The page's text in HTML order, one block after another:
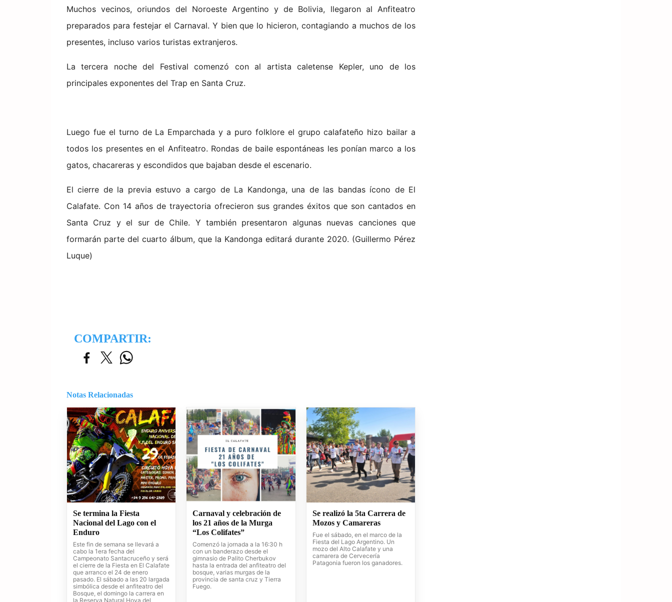
Muchos vecinos, oriundos del Noroeste Argentino y de Bolivia, llegaron al Anfiteatro
preparados para festejar el Carnaval. Y bien que lo hicieron, contagiando a muchos de los
presentes, incluso varios turistas extranjeros.
La tercera noche del Festival comenzó con al artista caletense Kepler, uno de los
principales exponentes del Trap en Santa Cruz.
Luego fue el turno de La Emparchada y a puro folklore el grupo calafateño hizo bailar a
todos los presentes en el Anfiteatro. Rondas de baile espontáneas les ponían marco a los
gatos, chacareras y escondidos que bajaban desde el escenario.
El cierre de la previa estuvo a cargo de La Kandonga, una de las bandas ícono de El
Calafate. Con 14 años de trayectoria ofrecieron sus grandes éxitos que son cantados en
Santa Cruz y el sur de Chile. Y también presentaron algunas nuevas canciones que
formarán parte del cuarto álbum, que la Kandonga editará durante 2020. (Guillermo Pérez
Luque)
COMPARTIR:
Notas Relacionadas
Se termina la Fiesta
Nacional del Lago con el
Enduro
Este fin de semana se llevará a
cabo la 1era fecha del
Campeonato Santacruceño y será
el cierre de la Fiesta en El Calafate
que arranco el 24 de enero
pasado. El sábado a las 20 largada
simbólica desde el anfiteatro del
Bosque, el domingo la carrera en
la Reserva Natural Hoya del
Carnaval y celebración de
los 21 años de la Murga
“Los Colifates”
Comenzó la jornada a la 16:30 h
con un banderazo desde el
gimnasio de Palito Cherbukov
hasta la entrada del anfiteatro del
bosque, varias murgas de la
provincia de santa cruz y Tierra
Fuego.
Se realizó la 5ta Carrera de
Mozos y Camareras
Fue el sábado, en el marco de la
Fiesta del Lago Argentino. Un
mozo del Alto Calafate y una
camarera de Cervecería
Patagonia fueron los ganadores.